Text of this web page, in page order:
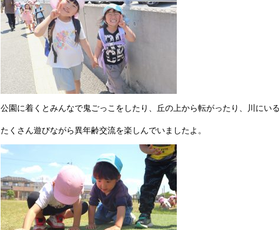
公園に着くとみんなで鬼ごっこをしたり、丘の上から転がったり、川にい
たくさん遊びながら異年齢交流を楽しんでいましたよ。